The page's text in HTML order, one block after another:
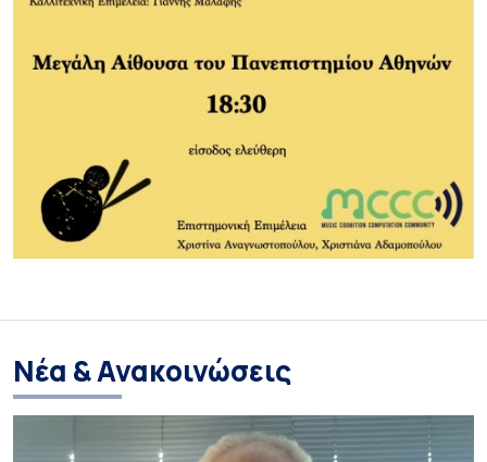
Νέα & Ανακοινώσεις